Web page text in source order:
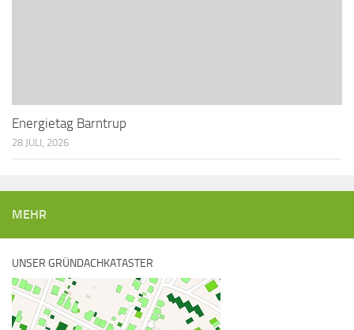
Energietag Barntrup
28 JULI, 2026
MEHR
UNSER GRÜNDACHKATASTER